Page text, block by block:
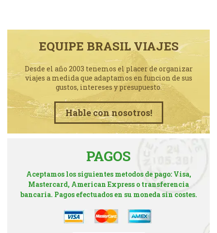
EQUIPE BRASIL VIAJES
Desde el año 2003 tenemos el placer de organizar
viajes a medida que adaptamos en funcion de sus
gustos, intereses y presupuesto.
Hable con nosotros!
PAGOS
Aceptamos los siguientes metodos de pago: Visa,
Mastercard, American Express o transferencia
bancaria. Pagos efectuados en su moneda sin costes.